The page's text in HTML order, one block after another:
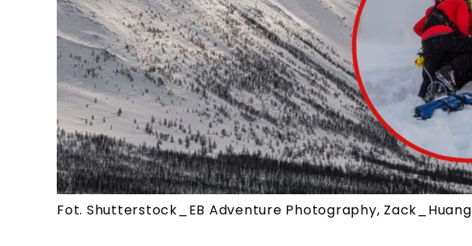
Fot. Shutterstock_EB Adventure Photography, Zack_Huang